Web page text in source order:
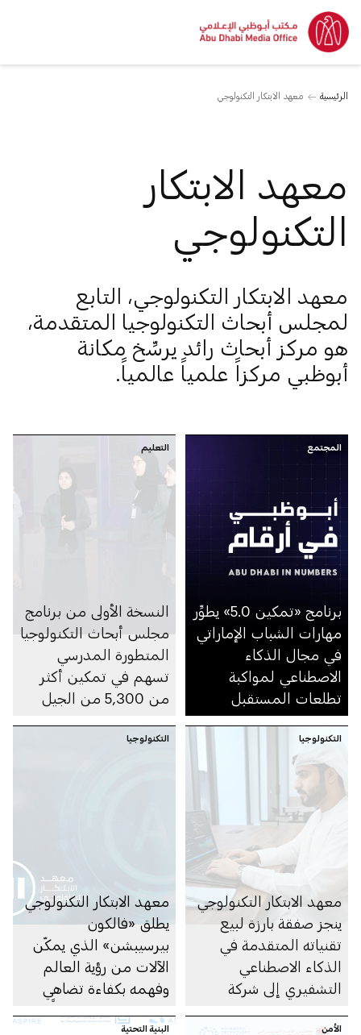
الرئيسية معهد الابتكار التكنولوجي
معهد الابتكار
التكنولوجي
معهد الابتكار التكنولوجي، التابع
لمجلس أبحاث التكنولوجيا المتقدمة،
هو مركز أبحاث رائد يرسِّخ مكانة
أبوظبي مركزاً علمياً عالمياً.
المجتمع
برنامج «تمكين 5.0» يطوِّر
مهارات الشباب الإماراتي
في مجال الذكاء
الاصطناعي لمواكبة
تطلعات المستقبل
التعليم
النسخة الأولى من برنامج
مجلس أبحاث التكنولوجيا
المتطورة المدرسي
تسهم في تمكين أكثر
من 5,300 من الجيل
والمهندسين وقادة
التكنولوجيا
معهد الابتكار التكنولوجي
ينجز صفقة بارزة لبيع
تقنياته المتقدمة في
الذكاء الاصطناعي
التشفيري إلى شركة
التكنولوجيا
معهد الابتكار التكنولوجي
يطلق «فالكون
بيرسيبشن» الذي يمكّن
الآلات من رؤية العالم
وفهمه بكفاءة تضاهي
الأمن البنية التحتية